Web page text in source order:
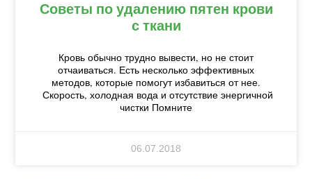
Советы по удалению пятен крови
с ткани
Кровь обычно трудно вывести, но не стоит
отчаиваться. Есть несколько эффективных
методов, которые помогут избавиться от нее.
Скорость, холодная вода и отсутствие энергичной
чистки Помните
06.07.2018